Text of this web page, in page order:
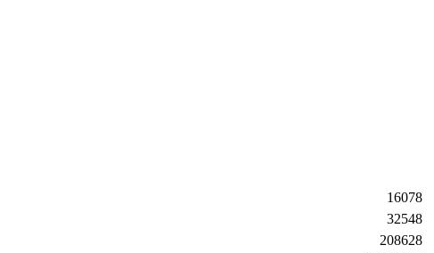
16078
32548
208628